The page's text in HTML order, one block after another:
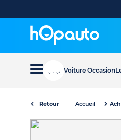
Voiture Occasion
Retour Accueil